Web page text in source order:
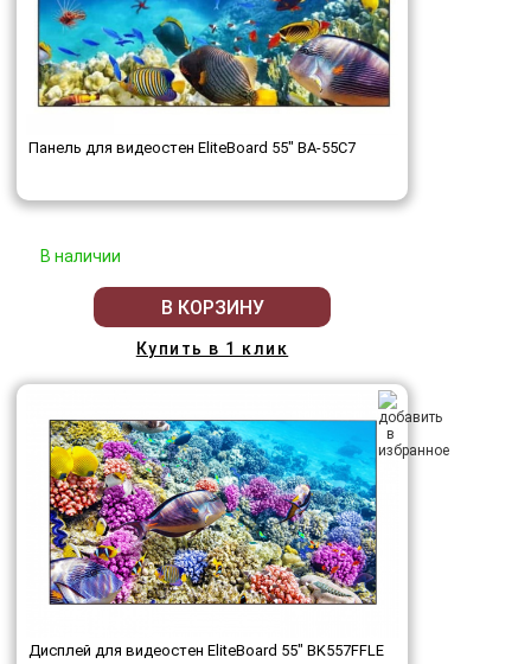
Панель для видеостен EliteBoard 55" BA-55C7
В наличии
В КОРЗИНУ
Купить в 1 клик
Дисплей для видеостен EliteBoard 55" BK557FFLE